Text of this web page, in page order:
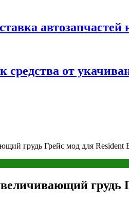
автозапчастей
средства от
грудь Грейс мод для Resident
грудь